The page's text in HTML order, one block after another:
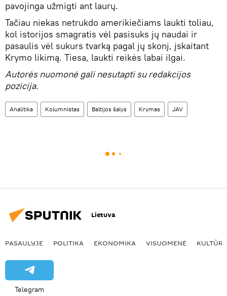
pavojinga užmigti ant laurų.
Tačiau niekas netrukdo amerikiečiams laukti toliau,
kol istorijos smagratis vėl pasisuks jų naudai ir
pasaulis vėl sukurs tvarką pagal jų skonį, įskaitant
Krymo likimą. Tiesa, laukti reikės labai ilgai.
Autorės nuomonė gali nesutapti su redakcijos
pozicija.
Analitika Kolumnistas Baltijos šalys Krymas JAV
Lietuva
PASAULYJE POLITIKA EKONOMIKA VISUOMENĖ KULTŪRA
Telegram